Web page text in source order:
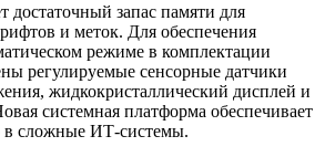
достаточный запас памяти для
и меток. Для обеспечения
режиме в комплектации
регулируемые сенсорные датчики
жидкокристаллический дисплей и
системная платформа обеспечивает
в сложные ИТ-системы.